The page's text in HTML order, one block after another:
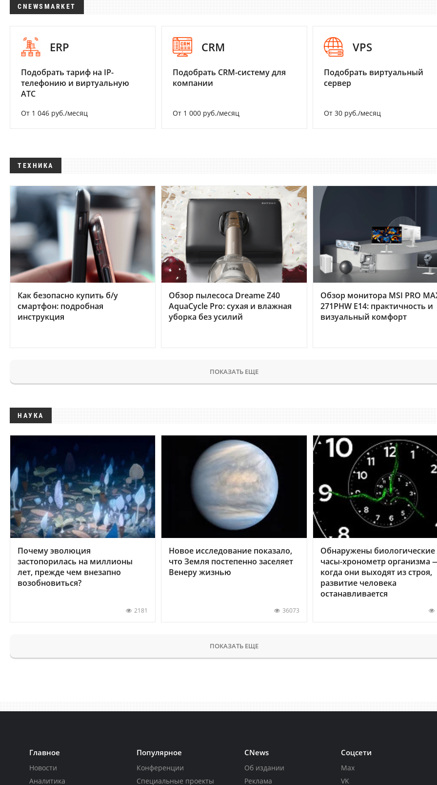
CNEWSMARKET
ERP
Подобрать тариф на IP-
телефонию и виртуальную
АТС
От 1 046 руб./месяц
CRM
Подобрать CRM-систему для
компании
От 1 000 руб./месяц
VPS
Подобрать виртуальный
сервер
От 30 руб./месяц
ТЕХНИКА
Как безопасно купить б/у
смартфон: подробная
инструкция
Обзор пылесоса Dreame Z40
AquaCycle Pro: сухая и влажная
уборка без усилий
Обзор монитора MSI PRO
271PHW E14: практичность и
визуальный комфорт
ПОКАЗАТЬ ЕЩЕ
НАУКА
Почему эволюция
застопорилась на миллионы
лет, прежде чем внезапно
возобновиться?
2181
Новое исследование показало,
что Земля постепенно заселяет
Венеру жизнью
36073
Обнаружены биологические
часы-хронометр организма
когда они выходят из строя,
развитие человека
останавливается
ПОКАЗАТЬ ЕЩЕ
Главное
Новости
Аналитика
Популярное
Конференции
Специальные проекты
CNews
Об издании
Реклама
Соцсети
Max
VK